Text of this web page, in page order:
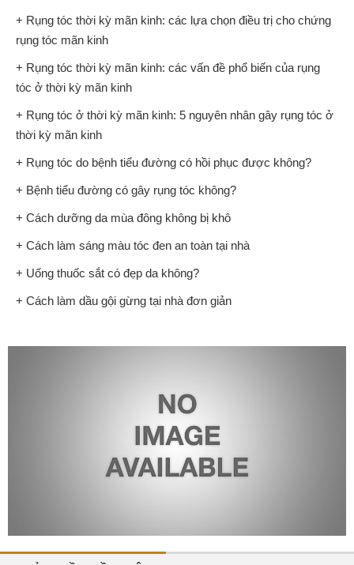
+ Rụng tóc thời kỳ mãn kinh: các lựa chọn điều trị cho chứng
rụng tóc mãn kinh
+ Rụng tóc thời kỳ mãn kinh: các vấn đề phổ biến của rụng
tóc ở thời kỳ mãn kinh
+ Rụng tóc ở thời kỳ mãn kinh: 5 nguyên nhân gây rụng tóc ở
thời kỳ mãn kinh
+ Rụng tóc do bệnh tiểu đường có hồi phục được không?
+ Bệnh tiểu đường có gây rụng tóc không?
+ Cách dưỡng da mùa đông không bị khô
+ Cách làm sáng màu tóc đen an toàn tại nhà
+ Uống thuốc sắt có đẹp da không?
+ Cách làm dầu gội gừng tại nhà đơn giản